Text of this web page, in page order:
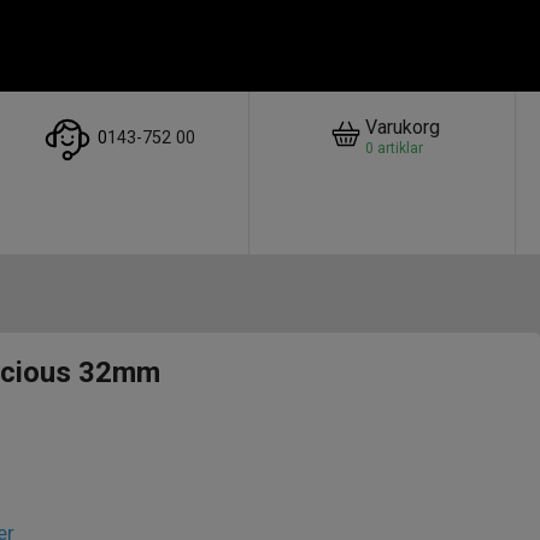
0143-752 00 Varukorg
0 artiklar
32mm